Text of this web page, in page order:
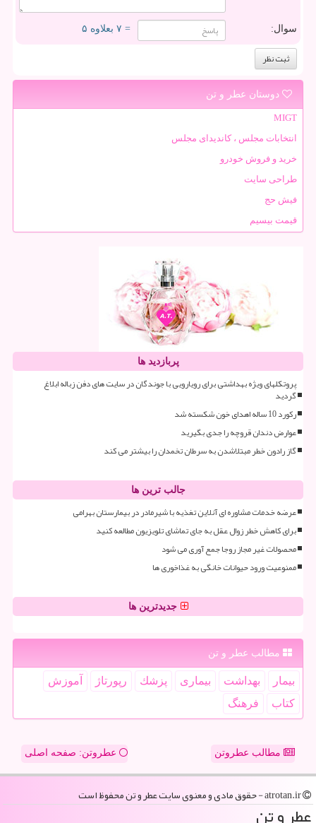
سوال: = ۷ بعلاوه ۵
دوستان عطر و تن
MIGT
انتخابات مجلس ، کاندیدای مجلس
خرید و فروش خودرو
طراحی سایت
فیش حج
قیمت بیسیم
پربازدید ها
پروتکلهای ویژه بهداشتی برای رویارویی با جوندگان در سایت های دفن زباله ابلاغ
گردید
رکورد 10 ساله اهدای خون شکسته شد
عوارض دندان قروچه را جدی بگیرید
گاز رادون خطر مبتلاشدن به سرطان تخمدان را بیشتر می کند
جالب ترین ها
عرضه خدمات مشاوره ای آنلاین تغذیه با شیرمادر در بیمارستان بهرامی
برای کاهش خطر زوال عقل به جای تماشای تلویزیون مطالعه کنید
محصولات غیر مجاز روجا جمع آوری می شود
ممنوعیت ورود حیوانات خانگی به غذاخوری ها
جدیدترین ها
مطالب عطر و تن
بیمار بهداشت بیماری پزشك رپورتاژ
آموزش
كتاب
فرهنگ
مطالب عطروتن عطروتن: صفحه اصلی